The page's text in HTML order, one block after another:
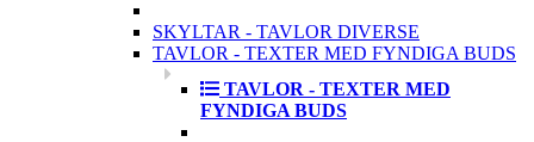
SKYLTAR - TAVLOR DIVERSE
TAVLOR - TEXTER MED FYNDIGA BUDS
TAVLOR - TEXTER MED
FYNDIGA BUDS